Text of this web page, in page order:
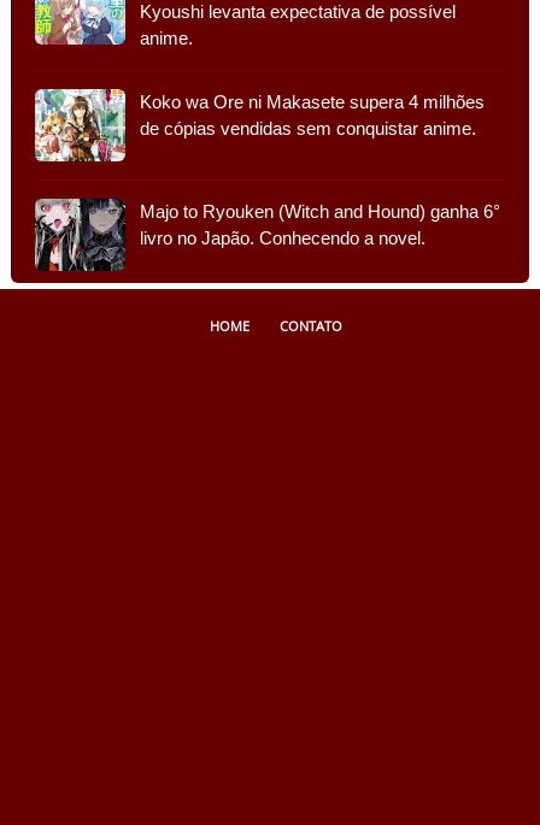
Kyoushi levanta expectativa de possível
anime.
Koko wa Ore ni Makasete supera 4 milhões
de cópias vendidas sem conquistar anime.
Majo to Ryouken (Witch and Hound) ganha 6°
livro no Japão. Conhecendo a novel.
HOME CONTATO